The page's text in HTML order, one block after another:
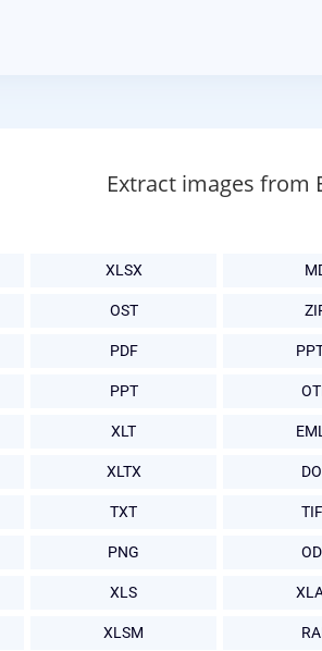
Extract images from
XLSX
OST
PDF
PPT
XLT
XLTX
TXT
PNG
XLS
XLSM